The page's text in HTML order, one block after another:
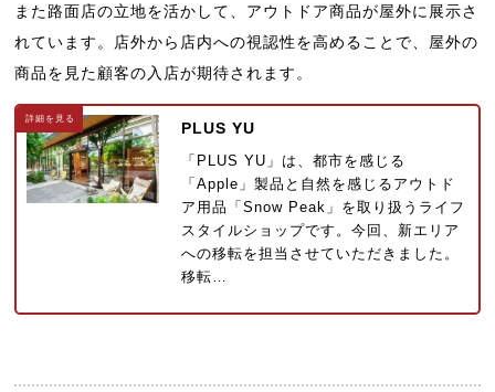
また路面店の立地を活かして、アウトドア商品が屋外に展示さ
れています。店外から店内への視認性を高めることで、屋外の
商品を見た顧客の入店が期待されます。
PLUS YU
「PLUS YU」は、都市を感じる
「Apple」製品と自然を感じるアウトド
ア用品「Snow Peak」を取り扱うライフ
スタイルショップです。今回、新エリア
への移転を担当させていただきました。
移転…